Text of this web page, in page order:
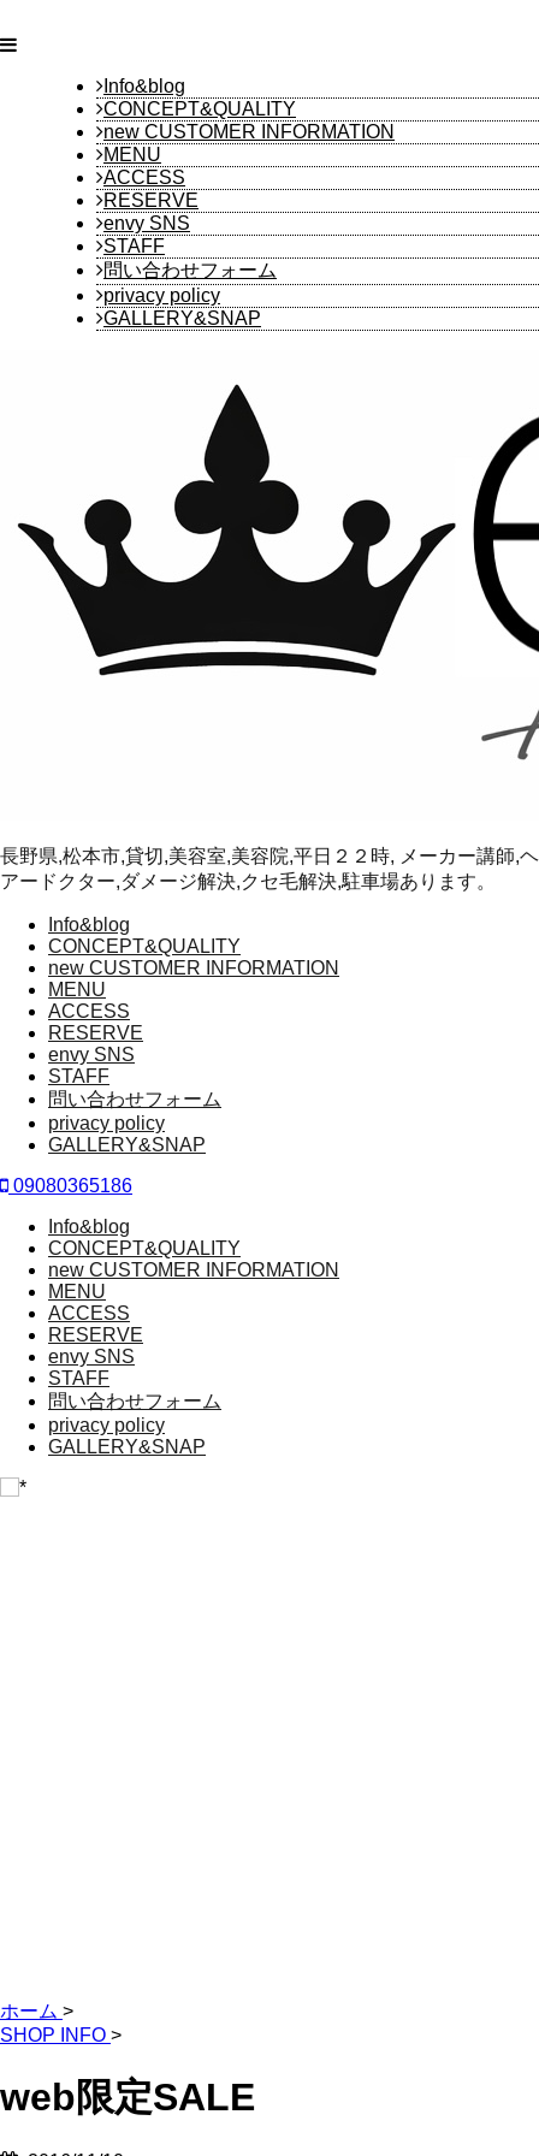
Info&blog
CONCEPT&QUALITY
new CUSTOMER INFORMATION
MENU
ACCESS
RESERVE
envy SNS
STAFF
問い合わせフォーム
privacy policy
GALLERY&SNAP
長野県,松本市,貸切,美容室,美容院,平日２２時, メーカー講師,ヘ
アードクター,ダメージ解決,クセ毛解決,駐車場あります。
Info&blog
CONCEPT&QUALITY
new CUSTOMER INFORMATION
MENU
ACCESS
RESERVE
envy SNS
STAFF
問い合わせフォーム
privacy policy
GALLERY&SNAP
09080365186
Info&blog
CONCEPT&QUALITY
new CUSTOMER INFORMATION
MENU
ACCESS
RESERVE
envy SNS
STAFF
問い合わせフォーム
privacy policy
GALLERY&SNAP
ホーム >
SHOP INFO >
web限定SALE